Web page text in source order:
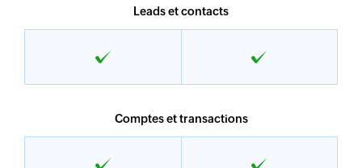
Leads et contacts
Comptes et transactions